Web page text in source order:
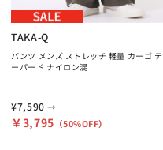
TAKA-Q
パンツ メンズ ストレッチ 軽量 カーゴ テ
ーパード ナイロン混
¥7,590 →
￥3,795 （50%OFF）